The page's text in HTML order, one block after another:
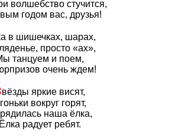
волшебство стучится,
годом вас, друзья!
в шишечках, шарах,
просто «ах»,
танцуем и поем,
очень ждем!
вёзды яркие висят,
вокруг горят,
наша ёлка,
Ёлка радует ребят.